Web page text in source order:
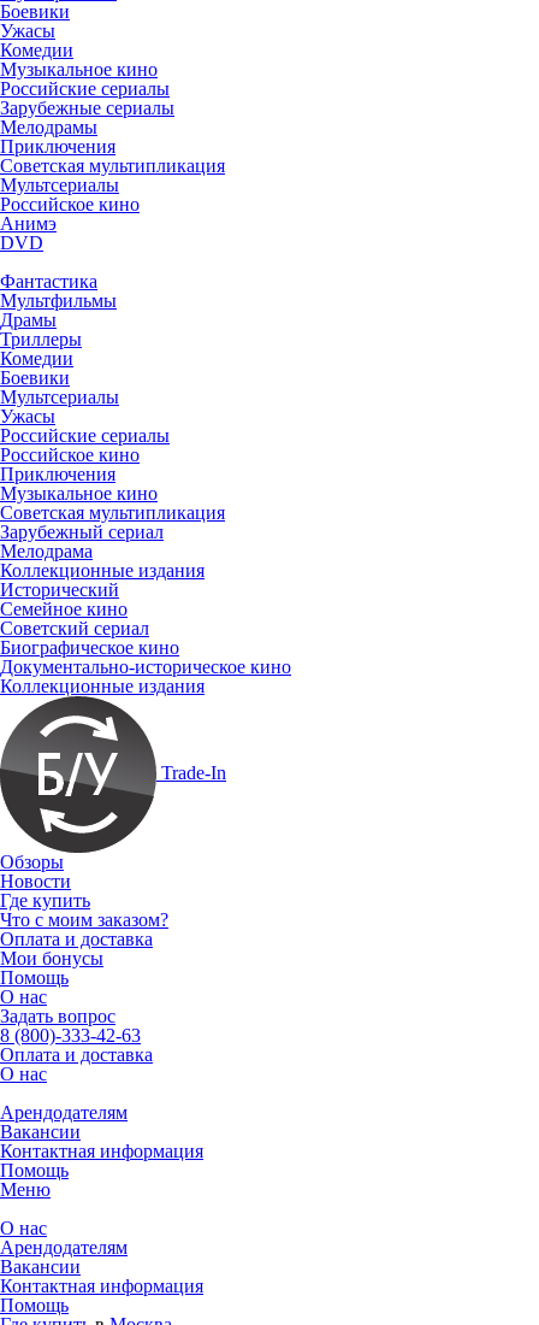
Боевики
Ужасы
Комедии
Музыкальное кино
Российские сериалы
Зарубежные сериалы
Мелодрамы
Приключения
Советская мультипликация
Мультсериалы
Российское кино
Анимэ
DVD
Фантастика
Мультфильмы
Драмы
Триллеры
Комедии
Боевики
Мультсериалы
Ужасы
Российские сериалы
Российское кино
Приключения
Музыкальное кино
Советская мультипликация
Зарубежный сериал
Мелодрама
Коллекционные издания
Исторический
Семейное кино
Советский сериал
Биографическое кино
Документально-историческое кино
Коллекционные издания
Trade-In
Обзоры
Новости
Где купить
Что с моим заказом?
Оплата и доставка
Мои бонусы
Помощь
О нас
Задать вопрос
8 (800)-333-42-63
Оплата и доставка
О нас
Арендодателям
Вакансии
Контактная информация
Помощь
Меню
О нас
Арендодателям
Вакансии
Контактная информация
Помощь